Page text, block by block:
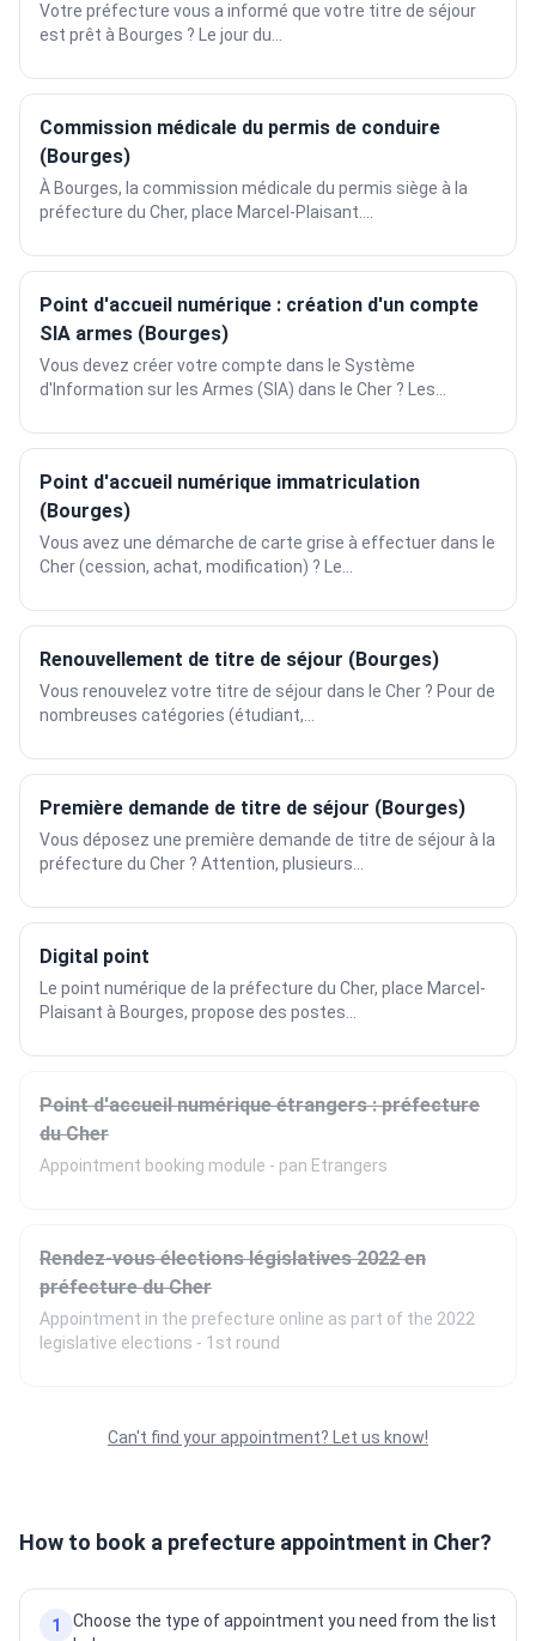
Votre préfecture vous a informé que votre titre de séjour
est prêt à Bourges ? Le jour du...
Commission médicale du permis de conduire
(Bourges)
À Bourges, la commission médicale du permis siège à la
préfecture du Cher, place Marcel-Plaisant....
Point d'accueil numérique : création d'un compte
SIA armes (Bourges)
Vous devez créer votre compte dans le Système
d'Information sur les Armes (SIA) dans le Cher ? Les...
Point d'accueil numérique immatriculation
(Bourges)
Vous avez une démarche de carte grise à effectuer dans le
Cher (cession, achat, modification) ? Le...
Renouvellement de titre de séjour (Bourges)
Vous renouvelez votre titre de séjour dans le Cher ? Pour de
nombreuses catégories (étudiant,...
Première demande de titre de séjour (Bourges)
Vous déposez une première demande de titre de séjour à la
préfecture du Cher ? Attention, plusieurs...
Digital point
Le point numérique de la préfecture du Cher, place Marcel-
Plaisant à Bourges, propose des postes...
Point d'accueil numérique étrangers : préfecture
du Cher
Appointment booking module - pan Etrangers
Rendez-vous élections législatives 2022 en
préfecture du Cher
Appointment in the prefecture online as part of the 2022
legislative elections - 1st round
Can't find your appointment? Let us know!
How to book a prefecture appointment in Cher?
1
Choose the type of appointment you need from the list